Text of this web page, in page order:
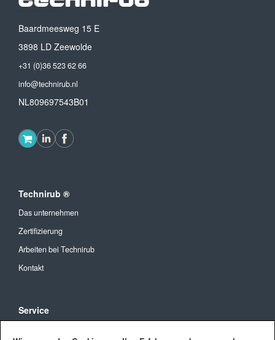
Baardmeesweg 15 E
3898 LD Zeewolde
+31 (0)36 523 62 66
info@technirub.nl
NL809697543B01
Technirub ®
Das unternehmen
Zertifizierung
Arbeiten bei Technirub
Kontakt
Service